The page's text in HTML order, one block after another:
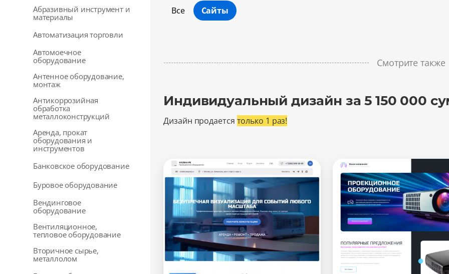
Абразивный инструмент и
материалы
Автоматизация торговли
Автомоечное
оборудование
Антенное оборудование,
монтаж
Антикоррозийная
обработка
металлоконструкций
Аренда, прокат
оборудования и
инструментов
Банковское оборудование
Буровое оборудование
Вендинговое
оборудование
Вентиляционное,
тепловое оборудование
Вторичное сырье,
металлолом
Все Сайты
Смотрите также
Индивидуальный дизайн за 5 150 000
Дизайн продается только 1 раз!